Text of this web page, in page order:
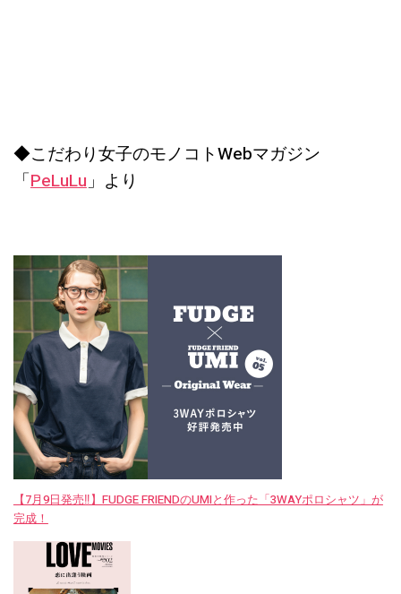
◆こだわり女子のモノコトWebマガジン
「PeLuLu 」より
【7月9日発売‼︎】FUDGE FRIENDのUMIと作った「3WAYポロシャツ」が
完成！